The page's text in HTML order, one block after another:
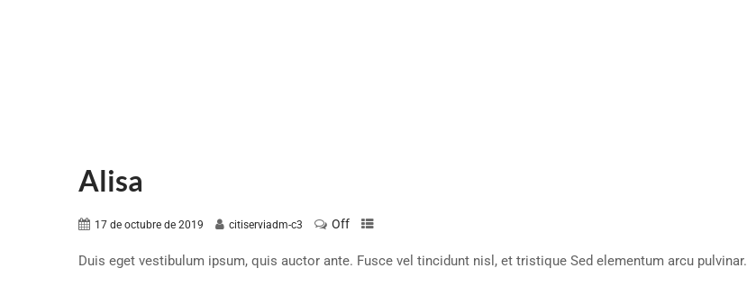
Alisa
17 de octubre de 2019 citiserviadm-c3 Off
Duis eget vestibulum ipsum, quis auctor ante. Fusce vel tincidunt nisl, et tristique Sed elementum arcu pulvinar.